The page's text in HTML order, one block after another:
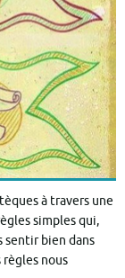
à travers une
simples qui,
sentir bien dans
règles nous